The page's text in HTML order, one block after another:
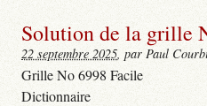
Solution de la grille
22 septembre 2025, par Paul
Grille No 6998 Facile
Dictionnaire